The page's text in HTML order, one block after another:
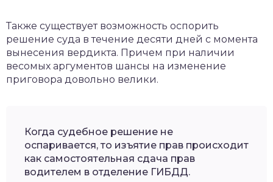
Также существует возможность оспорить
решение суда в течение десяти дней с момента
вынесения вердикта. Причем при наличии
весомых аргументов шансы на изменение
приговора довольно велики.
Когда судебное решение не
оспаривается, то изъятие прав происходит
как самостоятельная сдача прав
водителем в отделение ГИБДД.